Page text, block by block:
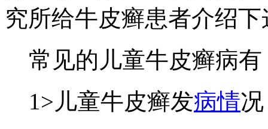
究所给牛皮癣患者介绍
常见的儿童牛皮癣病有
1>儿童牛皮癣发病情